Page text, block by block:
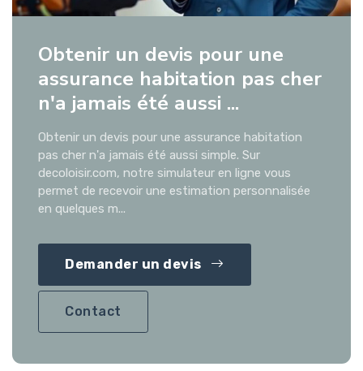
Obtenir un devis pour une
assurance habitation pas cher
n'a jamais été aussi ...
Obtenir un devis pour une assurance habitation
pas cher n'a jamais été aussi simple. Sur
decoloisir.com, notre simulateur en ligne vous
permet de recevoir une estimation personnalisée
en quelques m...
Demander un devis
Contact